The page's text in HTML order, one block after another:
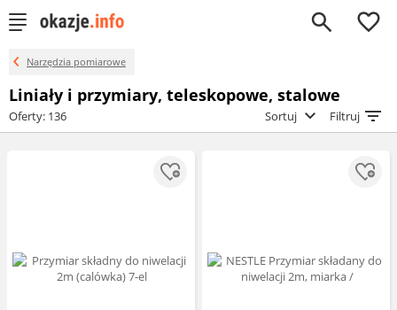
0
Narzędzia pomiarowe
Liniały i przymiary, teleskopowe, stalowe
Oferty: 136 Sortuj Filtruj